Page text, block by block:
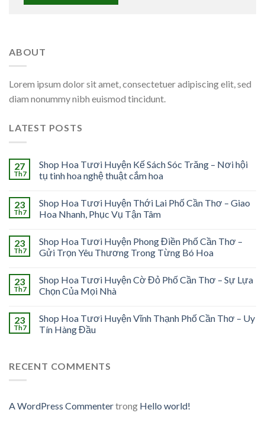
ABOUT
Lorem ipsum dolor sit amet, consectetuer adipiscing elit, sed
diam nonummy nibh euismod tincidunt.
LATEST POSTS
27
Th7
Shop Hoa Tươi Huyện Kế Sách Sóc Trăng – Nơi hội
tụ tinh hoa nghệ thuật cắm hoa
23
Th7
Shop Hoa Tươi Huyện Thới Lai Phố Cần Thơ – Giao
Hoa Nhanh, Phục Vụ Tận Tâm
23
Th7
Shop Hoa Tươi Huyện Phong Điền Phố Cần Thơ –
Gửi Trọn Yêu Thương Trong Từng Bó Hoa
23
Th7
Shop Hoa Tươi Huyện Cờ Đỏ Phố Cần Thơ – Sự Lựa
Chọn Của Mọi Nhà
23
Th7
Shop Hoa Tươi Huyện Vĩnh Thạnh Phố Cần Thơ – Uy
Tín Hàng Đầu
RECENT COMMENTS
A WordPress Commentertrong Hello world!